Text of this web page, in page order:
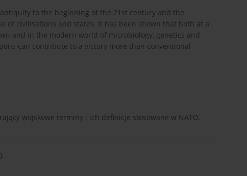
to the beginning of the 21st century and the
of civilisations and states. It has been shown that both at a
and in the modern world of microbiology, genetics and
can contribute to a victory more than conventional
wojskowe terminy i ich definicje stosowane w NATO.